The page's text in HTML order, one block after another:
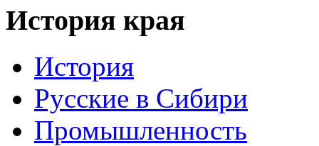
История края
История
Русские в Сибири
Промышленность